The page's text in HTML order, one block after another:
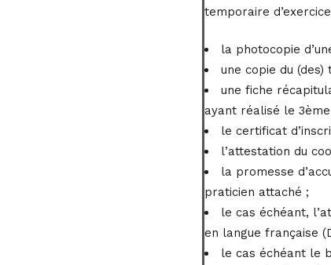
temporaire
la photocopie
une copie du
une fiche
ayant réalisé le
le certificat
l’attestation du
la promesse
praticien attaché ;
le cas échéant,
en langue française
le cas échéant le